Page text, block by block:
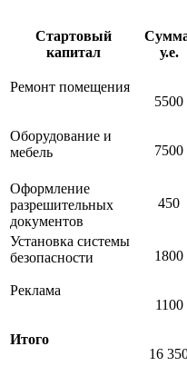
Стартовый
капитал
у.е.
Ремонт помещения
5500
Оборудование и
мебель
7500
Оформление
разрешительных
документов
450
Установка системы
безопасности
1800
Реклама
1100
Итого
16